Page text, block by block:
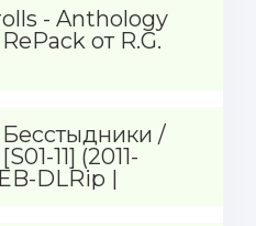
- Anthology
от R.G.
/
11] (2011-
DLRip |